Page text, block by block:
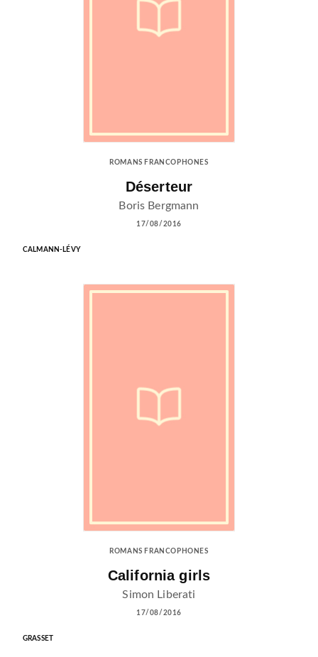
ROMANS FRANCOPHONES
Déserteur
Boris Bergmann
17/08/2016
CALMANN-LÉVY
ROMANS FRANCOPHONES
California girls
Simon Liberati
17/08/2016
GRASSET